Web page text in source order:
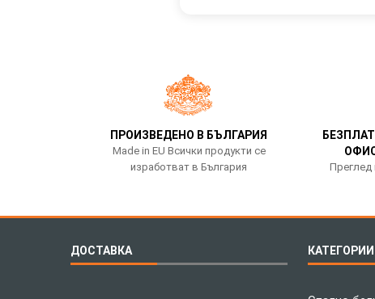
ПРОИЗВЕДЕНО В БЪЛГАРИЯ
Made in EU Всички продукти се
изработват в България
Преглед
ДОСТАВКА КАТЕГОРИИ